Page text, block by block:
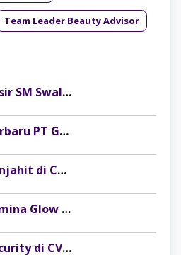
Team Leader Beauty Advisor
Lowongan Kerja Kasir SM Swalayan Lubuklinggau (SM Group)
Lowongan Kerja Terbaru PT Gelora Citra Kimia Abadi Palembang
Lowongan Kerja Penjahit di CV Dago Bima Perkasa (MRSM Studio) Lubuk Linggau
Lowongan Kerja Lumina Glow Clinic & Salon Palembang Terbaru
Lowongan Kerja Security di CV Indosteel Sumber Berkat Palembang